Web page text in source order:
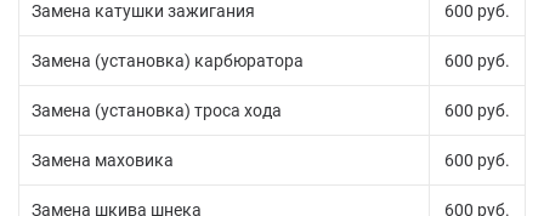
Замена катушки зажигания 600 руб.
Замена (установка) карбюратора 600 руб.
Замена (установка) троса хода 600 руб.
Замена маховика 600 руб.
Замена шкива шнека 600 руб.